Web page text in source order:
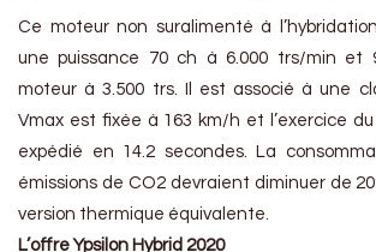
Ce moteur non suralimenté à
une puissance 70 ch à 6.000 trs/min et
moteur à 3.500 trs. Il est associé à une
Vmax est fixée à 163 km/h et l’exercice
expédié en 14.2 secondes. La
émissions de CO2 devraient diminuer de
version thermique équivalente.
L’offre Ypsilon Hybrid 2020